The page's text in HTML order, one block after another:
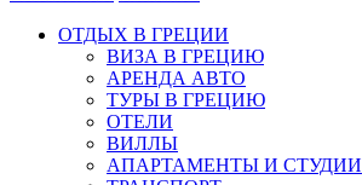
ОТДЫХ В ГРЕЦИИ
ВИЗА В ГРЕЦИЮ
АРЕНДА АВТО
ТУРЫ В ГРЕЦИЮ
ОТЕЛИ
ВИЛЛЫ
АПАРТАМЕНТЫ И СТУДИИ